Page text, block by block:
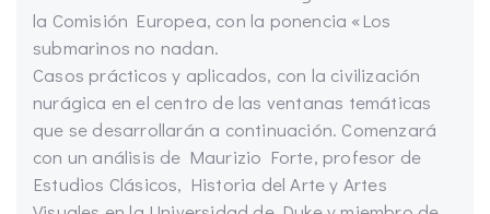
la Comisión Europea, con la ponencia «Los
submarinos no nadan.
Casos prácticos y aplicados, con la civilización
nurágica en el centro de las ventanas temáticas
que se desarrollarán a continuación. Comenzará
con un análisis de Maurizio Forte, profesor de
Estudios Clásicos, Historia del Arte y Artes